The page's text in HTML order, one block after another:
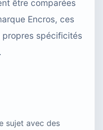
être comparées
Encros, ces
spécificités
sujet avec des